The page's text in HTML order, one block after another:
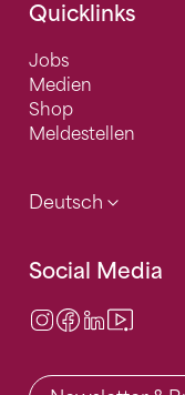
Quicklinks
Jobs
Medien
Shop
Meldestellen
Deutsch
Social Media
Instagram
Facebook
LinkedIn